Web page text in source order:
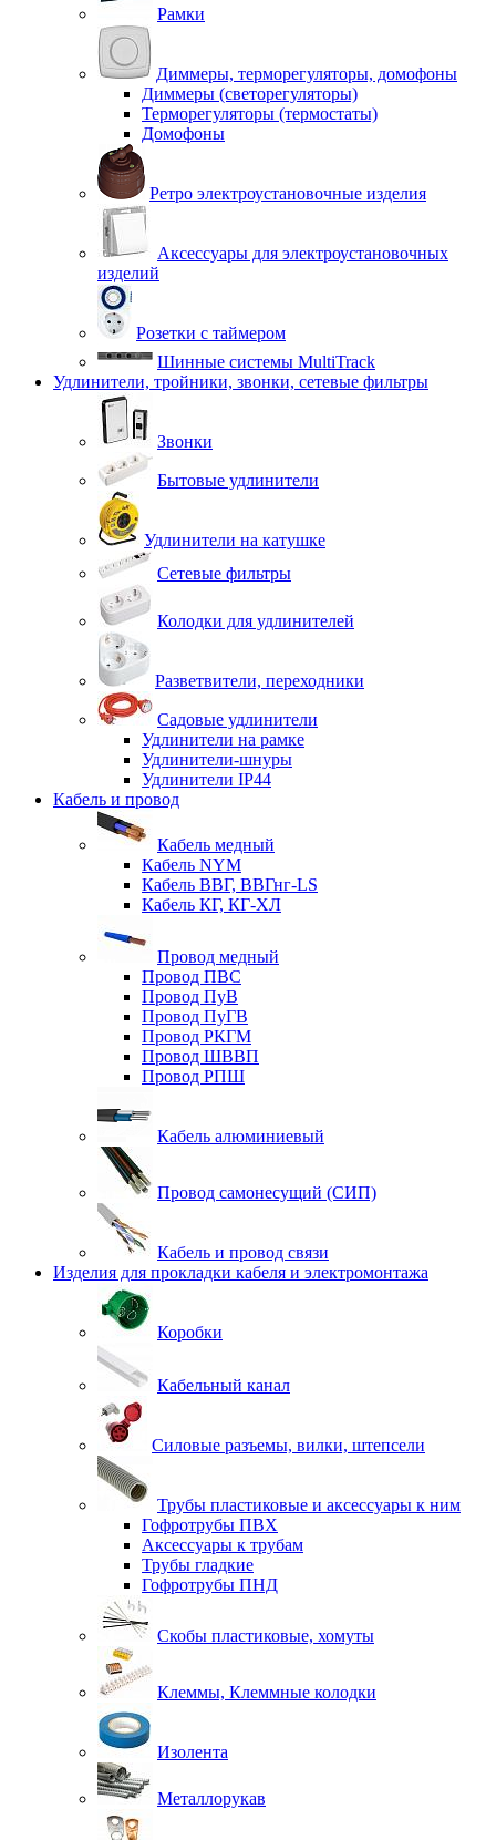
Рамки
Диммеры, терморегуляторы, домофоны
Диммеры (светорегуляторы)
Терморегуляторы (термостаты)
Домофоны
Ретро электроустановочные изделия
Аксессуары для электроустановочных
изделий
Розетки с таймером
Шинные системы MultiTrack
Удлинители, тройники, звонки, сетевые фильтры
Звонки
Бытовые удлинители
Удлинители на катушке
Сетевые фильтры
Колодки для удлинителей
Разветвители, переходники
Садовые удлинители
Удлинители на рамке
Удлинители-шнуры
Удлинители IP44
Кабель и провод
Кабель медный
Кабель NYM
Кабель ВВГ, ВВГнг-LS
Кабель КГ, КГ-ХЛ
Провод медный
Провод ПВС
Провод ПуВ
Провод ПуГВ
Провод РКГМ
Провод ШВВП
Провод РПШ
Кабель алюминиевый
Провод самонесущий (СИП)
Кабель и провод связи
Изделия для прокладки кабеля и электромонтажа
Коробки
Кабельный канал
Силовые разъемы, вилки, штепсели
Трубы пластиковые и аксессуары к ним
Гофротрубы ПВХ
Аксессуары к трубам
Трубы гладкие
Гофротрубы ПНД
Скобы пластиковые, хомуты
Клеммы, Клеммные колодки
Изолента
Металлорукав